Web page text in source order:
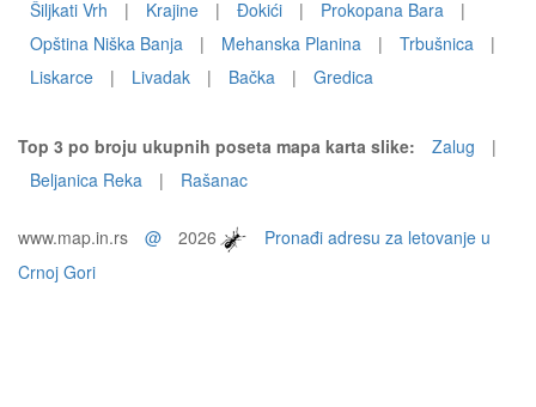
Šiljkati Vrh
| Krajine | Ðokići | Prokopana Bara
|
Opština Niška Banja
| Mehanska Planina | Trbušnica
|
Liskarce
| Livadak | Bačka | Gredica
Top 3 po broju ukupnih poseta mapa karta slike: Zalug
|
Beljanica Reka
| Rašanac
www.map.in.rs @ 2026
Pronađi adresu za letovanje u
Crnoj Gori